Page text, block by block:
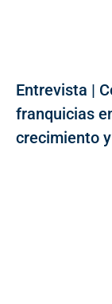
Entrevista |
franquicias
crecimiento